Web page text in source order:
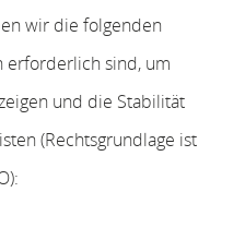
wir die folgenden
erforderlich sind, um
und die Stabilität
(Rechtsgrundlage ist